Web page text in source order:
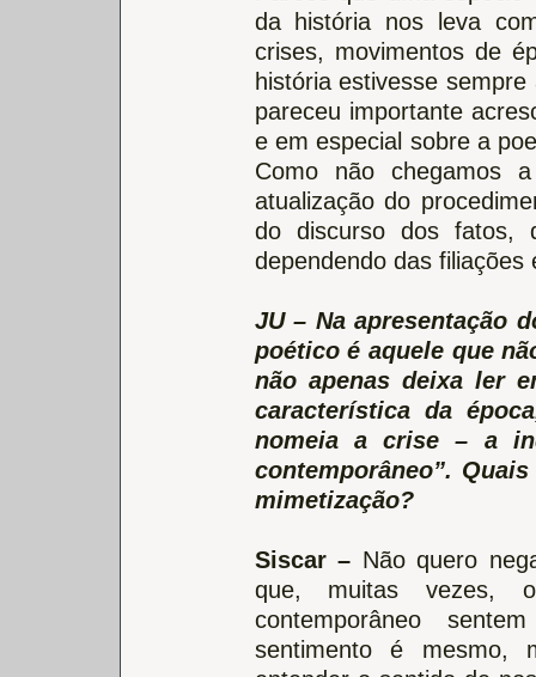
da história nos leva
crises, movimentos de
história estivesse
pareceu importante
e em especial sobre a
Como não chegamos
atualização do
do discurso dos fatos,
dependendo das
JU – Na apresentação
poético é aquele que
não apenas deixa ler
característica da
nomeia a crise – a
contemporâneo”.
mimetização?
Siscar – Não quero
que, muitas vezes,
contemporâneo
sentimento é mesmo,